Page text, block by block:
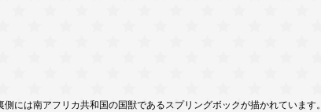
には南アフリカ共和国の国獣であるスプリングボックが描かれています。